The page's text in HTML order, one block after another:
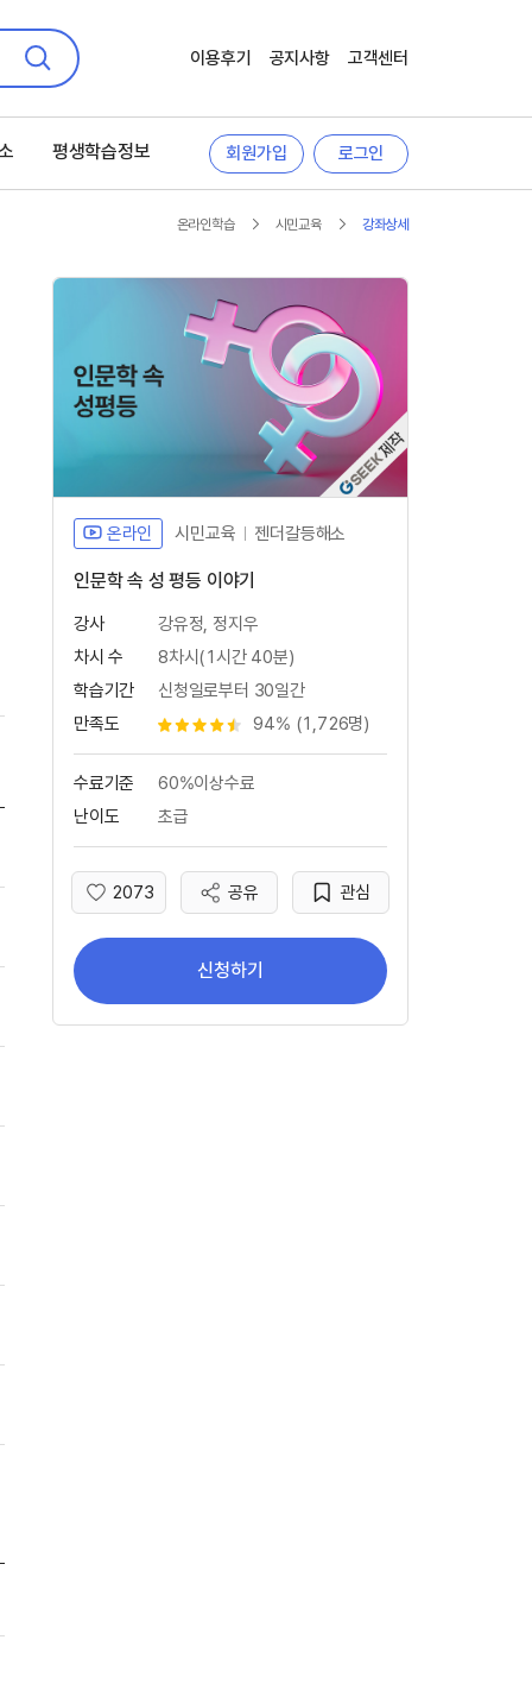
검색 이용후기 공지사항 고객센터
평생학습정보 회원가입 로그인
온라인학습 시민교육 강좌상세
그들만의 리그, 양극화의 불편한 진실(새 창 열림) 학습
책 읽는 여자는 위험하다(새 창 열림) 학습
자체개발 강좌G
온라인 시민교육 젠더갈등해소
인문학 속 성 평등 이야기
강사
강유정, 정지우
차시 수
8차시(1시간 40분)
학습기간
신청일로부터 30일간
만족도
별점 4.5개 94% (1,726명)
수료기준
60%이상수료
난이도
초급
좋아요
2073 공유 관심
신청하기